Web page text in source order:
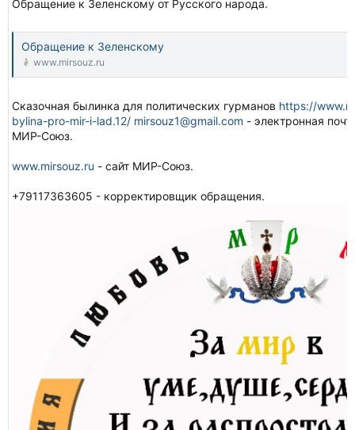
Обращение к Зеленскому от Русского народа.
Обращение к Зеленскому
www.mirsouz.ru
Сказочная былинка для политических гурманов https://
bylina-pro-mir-i-lad.12/ mirsouz1@gmail.com - электронная
МИР-Союз.
www.mirsouz.ru - сайт МИР-Союз.
+79117363605 - корректировщик обращения.